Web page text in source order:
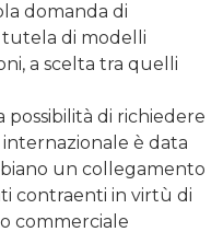
domanda di
tutela di modelli
a scelta tra quelli
possibilità di richiedere
è data
un collegamento
contraenti in virtù di
commerciale